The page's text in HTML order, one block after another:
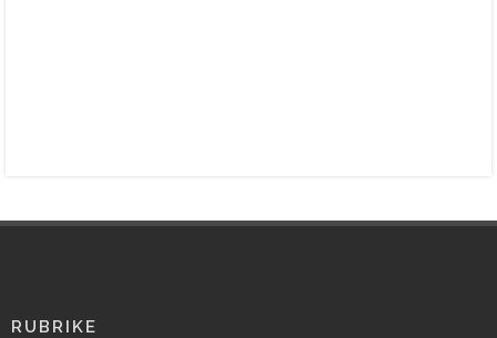
RUBRIKE